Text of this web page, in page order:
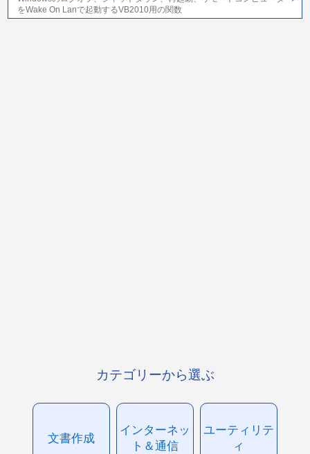
をWake On Lanで起動するVB2010用の関数
カテゴリーから選ぶ
文書作成
インターネッ
ト＆通信
ユーティリテ
ィ